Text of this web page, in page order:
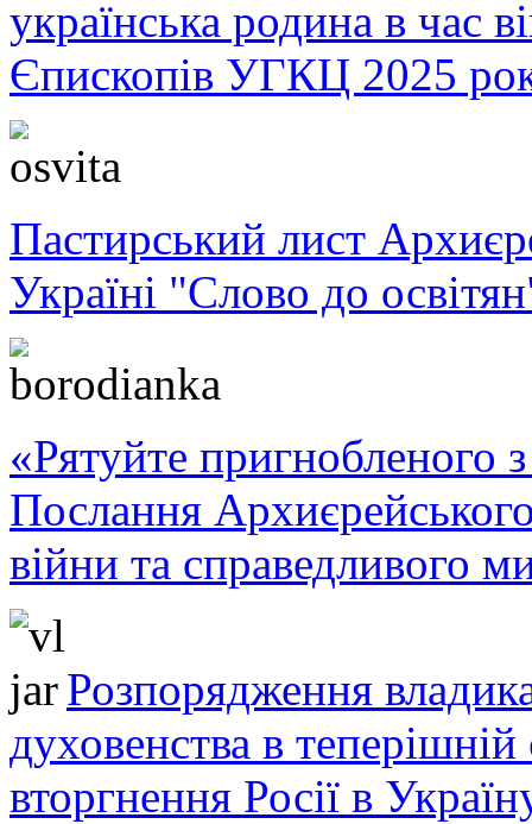
українська родина в час
Єпископів УГКЦ 2025
Пастирський лист
Україні "Слово до
«Рятуйте пригнобленого
Послання
війни та справедливого
Розпорядження
духовенства в теперішній
вторгнення Росії в